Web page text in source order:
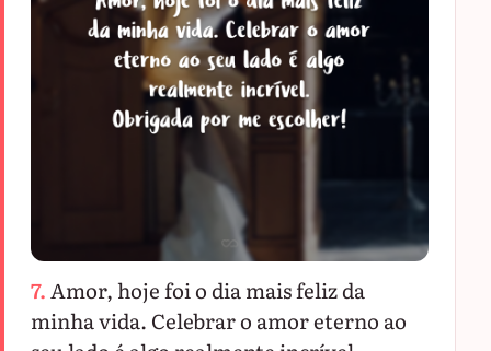
7.Amor, hoje foi o dia mais feliz da
minha vida. Celebrar o amor eterno ao